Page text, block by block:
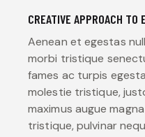
CREATIVE APPROACH TO
Aenean et egestas
morbi tristique
fames ac turpis
molestie tristique,
maximus augue
tristique, pulvinar